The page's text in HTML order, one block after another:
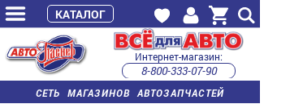
СЕТЬ МАГАЗИНОВ АВТОЗАПЧАСТЕЙ
Интернет-магазин:
8-800-333-07-90
часы работы с 9:00 до 22:00 (пн-пт)
КАТАЛОГ